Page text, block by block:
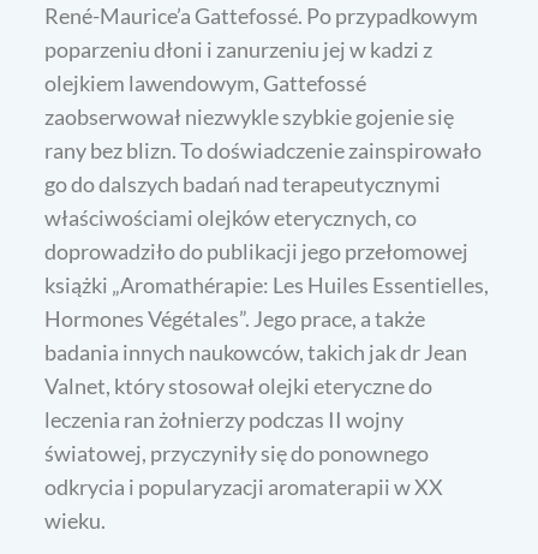
René-Maurice’a Gattefossé. Po przypadkowym
poparzeniu dłoni i zanurzeniu jej w kadzi z
olejkiem lawendowym, Gattefossé
zaobserwował niezwykle szybkie gojenie się
rany bez blizn. To doświadczenie zainspirowało
go do dalszych badań nad terapeutycznymi
właściwościami olejków eterycznych, co
doprowadziło do publikacji jego przełomowej
książki „Aromathérapie: Les Huiles Essentielles,
Hormones Végétales”. Jego prace, a także
badania innych naukowców, takich jak dr Jean
Valnet, który stosował olejki eteryczne do
leczenia ran żołnierzy podczas II wojny
światowej, przyczyniły się do ponownego
odkrycia i popularyzacji aromaterapii w XX
wieku.